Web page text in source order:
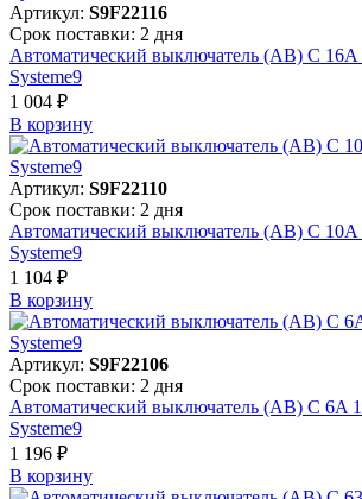
Артикул: S9F22116
Срок поставки: 2 дня
Автоматический выключатель (АВ) C 16A
Systeme9
1 004 ₽
В корзинy
Артикул: S9F22110
Срок поставки: 2 дня
Автоматический выключатель (АВ) C 10A
Systeme9
1 104 ₽
В корзинy
Артикул: S9F22106
Срок поставки: 2 дня
Автоматический выключатель (АВ) C 6A
Systeme9
1 196 ₽
В корзинy